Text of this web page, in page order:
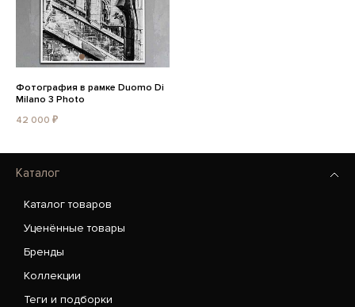
Фотография в рамке Duomo Di
Milano 3 Photo
42 000 ₽
Каталог
Каталог товаров
Уценённые товары
Бренды
Коллекции
Теги и подборки